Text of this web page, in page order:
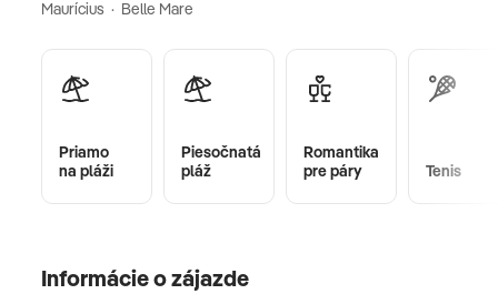
Maurícius · Belle Mare
Priamo
na pláži
Piesočnatá
pláž
Romantika
pre páry
Tenis
Informácie o zájazde